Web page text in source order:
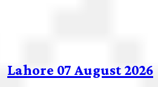
Lahore 07 August 2026